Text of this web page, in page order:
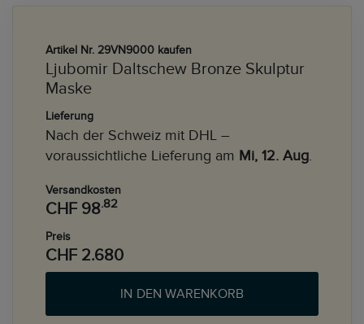
Artikel Nr. 29VN9000 kaufen
Ljubomir Daltschew Bronze Skulptur
Maske
Lieferung
Nach der Schweiz mit DHL –
voraussichtliche Lieferung am Mi, 12. Aug.
Versandkosten
CHF 98.82
Preis
CHF 2.680
IN DEN WARENKORB